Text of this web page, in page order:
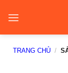
TRANG CHỦ /